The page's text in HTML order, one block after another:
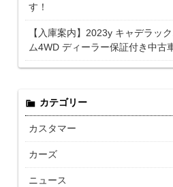
す！
【入庫案内】2023y キャデラッ
ム4WD ディーラー保証付き中古
カテゴリー
カスタマー
カーズ
ニュース